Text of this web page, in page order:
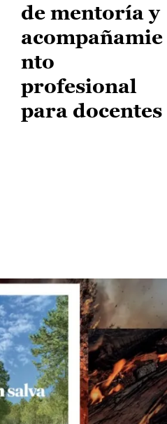
de mentoría y
acompañamie
nto
profesional
para docentes